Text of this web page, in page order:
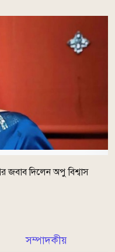
জবাব দিলেন অপু বিশ্বাস
সম্পাদকীয়